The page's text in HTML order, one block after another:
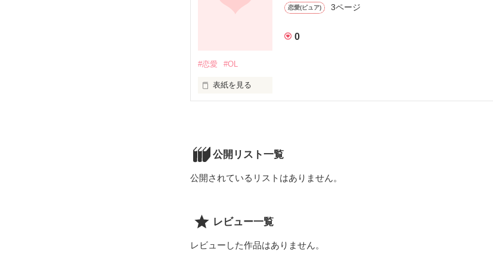
恋愛(ピュア) 3ページ
0
#恋愛 #OL
表紙を見る
公開リスト一覧
公開されているリストはありません。
レビュー一覧
レビューした作品はありません。